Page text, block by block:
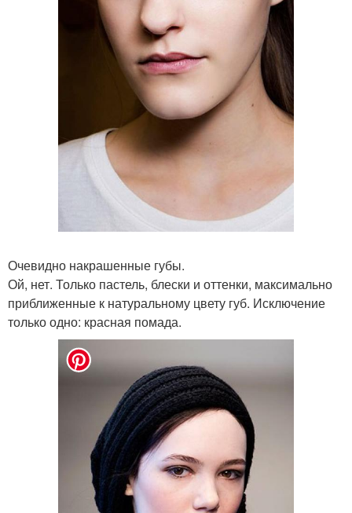
Очевидно накрашенные губы.
Ой, нет. Только пастель, блески и оттенки, максимально
приближенные к натуральному цвету губ. Исключение
только одно: красная помада.